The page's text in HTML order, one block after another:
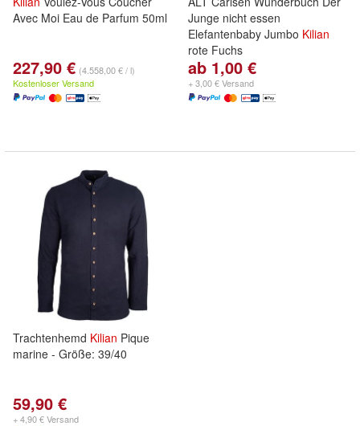
Avec Moi Eau de Parfum 50ml
227,90 € (4.558,00 € / l)
Kostenloser Versand
Junge nicht essen
Elefantenbaby Jumbo Kilian
rote Fuchs
ab 1,00 €
+ 3,00 € Versand
Trachtenhemd Kilian Pique
marine - Größe: 39/40
59,90 €
+ 4,90 € Versand